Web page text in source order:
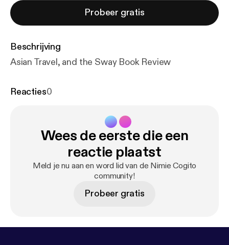
Probeer gratis
Beschrijving
Asian Travel, and the Sway Book Review
Reacties0
Wees de eerste die een
reactie plaatst
Meld je nu aan en word lid van de Nimie Cogito
community!
Probeer gratis